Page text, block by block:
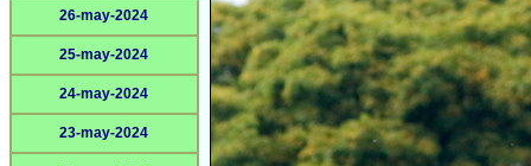
26-may-2024
25-may-2024
24-may-2024
23-may-2024